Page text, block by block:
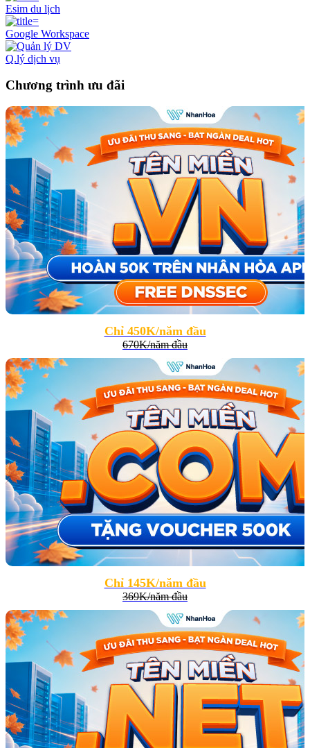
Esim du lịch
Google Workspace
Q.lý dịch vụ
Chương trình ưu đãi
Chỉ 450K/năm đầu
670K/năm đầu
Chỉ 145K/năm đầu
369K/năm đầu